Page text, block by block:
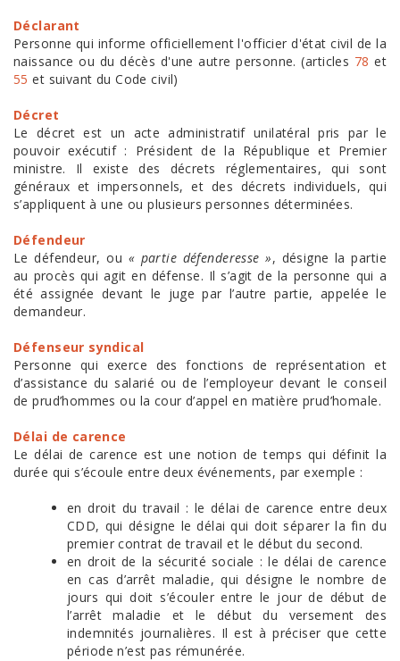
Déclarant
Personne qui informe officiellement l'officier d'état civil de la
naissance ou du décès d'une autre personne. (articles 78 et
55 et suivant du Code civil)
Décret
Le décret est un acte administratif unilatéral pris par le
pouvoir exécutif : Président de la République et Premier
ministre. Il existe des décrets réglementaires, qui sont
généraux et impersonnels, et des décrets individuels, qui
s’appliquent à une ou plusieurs personnes déterminées.
Défendeur
Le défendeur, ou « partie défenderesse », désigne la partie
au procès qui agit en défense. Il s’agit de la personne qui a
été assignée devant le juge par l’autre partie, appelée le
demandeur.
Défenseur syndical
Personne qui exerce des fonctions de représentation et
d’assistance du salarié ou de l’employeur devant le conseil
de prud’hommes ou la cour d’appel en matière prud’homale.
Délai de carence
Le délai de carence est une notion de temps qui définit la
durée qui s’écoule entre deux événements, par exemple :
en droit du travail : le délai de carence entre deux
CDD, qui désigne le délai qui doit séparer la fin du
premier contrat de travail et le début du second.
en droit de la sécurité sociale : le délai de carence
en cas d’arrêt maladie, qui désigne le nombre de
jours qui doit s’écouler entre le jour de début de
l’arrêt maladie et le début du versement des
indemnités journalières. Il est à préciser que cette
période n’est pas rémunérée.